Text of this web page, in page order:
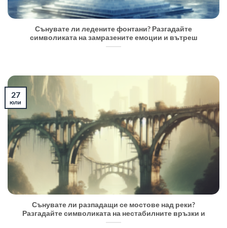
Сънувате ли ледените фонтани? Разгадайте
символиката на замразените емоции и вътреш
Сънувате ли разпадащи се мостове над реки?
Разгадайте символиката на нестабилните връзки и
27
юли